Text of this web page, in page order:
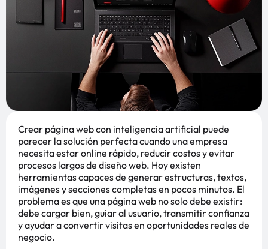
Crear página web con inteligencia artificial puede
parecer la solución perfecta cuando una empresa
necesita estar online rápido, reducir costos y evitar
procesos largos de diseño web. Hoy existen
herramientas capaces de generar estructuras, textos,
imágenes y secciones completas en pocos minutos. El
problema es que una página web no solo debe existir:
debe cargar bien, guiar al usuario, transmitir confianza
y ayudar a convertir visitas en oportunidades reales de
negocio.